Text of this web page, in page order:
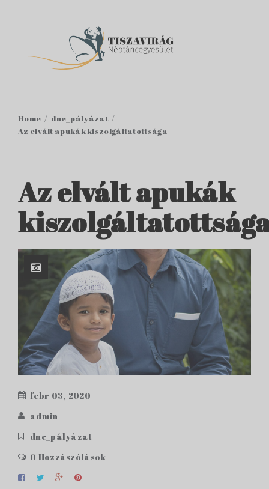
Home
dne_pályázat
Az elvált apukák kiszolgáltatottsága
Az elvált apukák
febr 03, 2020
admin
dne_pályázat
0 Hozzászólások